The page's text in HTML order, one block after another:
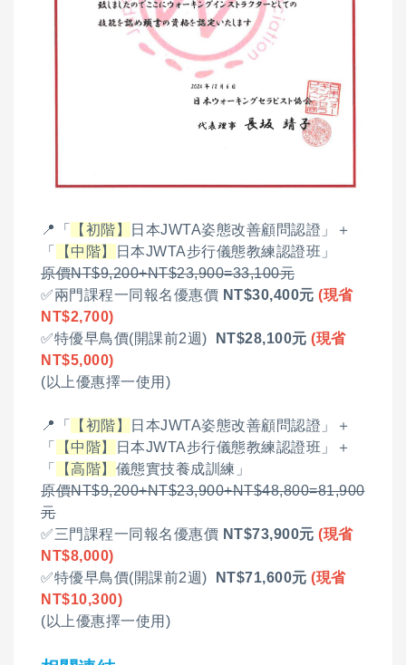
📍「 【初階】
日本JWTA姿態改善顧問認證」＋
「
【中階】
日本JWTA步行儀態教練認證班」
原價NT$9,200+NT$23,900=33,100元
✅兩門課程一同報名優惠價 NT$30,400元 (現省
NT$2,700)
✅特優早鳥價(開課前2週)
NT$28,100元 (現省
NT$5,000)
(以上優惠擇一使用)
📍「 【初階】
日本JWTA姿態改善顧問認證」＋
「
【中階】
日本JWTA步行儀態教練認證班」＋
「
【高階】 儀態實技養成訓練」
原價NT$9,200+NT$23,900+NT$48,800=81,900
元
✅三門課程一同報名優惠價 NT$73,900元 (現省
NT$8,000)
✅特優早鳥價(開課前2週)
NT$71,600元 (現省
NT$10,300)
(以上優惠擇一使用)